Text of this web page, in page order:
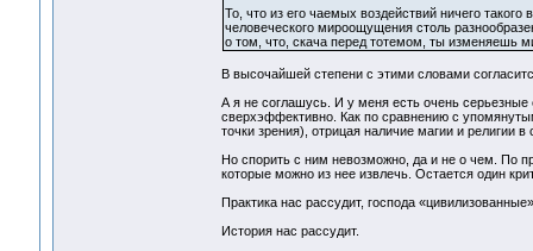
То, что из его чаемых воздействий ничего
человеческого мироощущения столь
о том, что, скача перед тотемом, ты изменяешь
В высочайшей степени с этими словами
А я не соглашусь. И у меня есть очень
сверхэффективно. Как по сравнению с
точки зрения), отрицая наличие магии и религии
Но спорить с ним невозможно, да и не о чем. По
которые можно из нее извлечь. Остается один
Практика нас рассудит, господа
История нас рассудит.